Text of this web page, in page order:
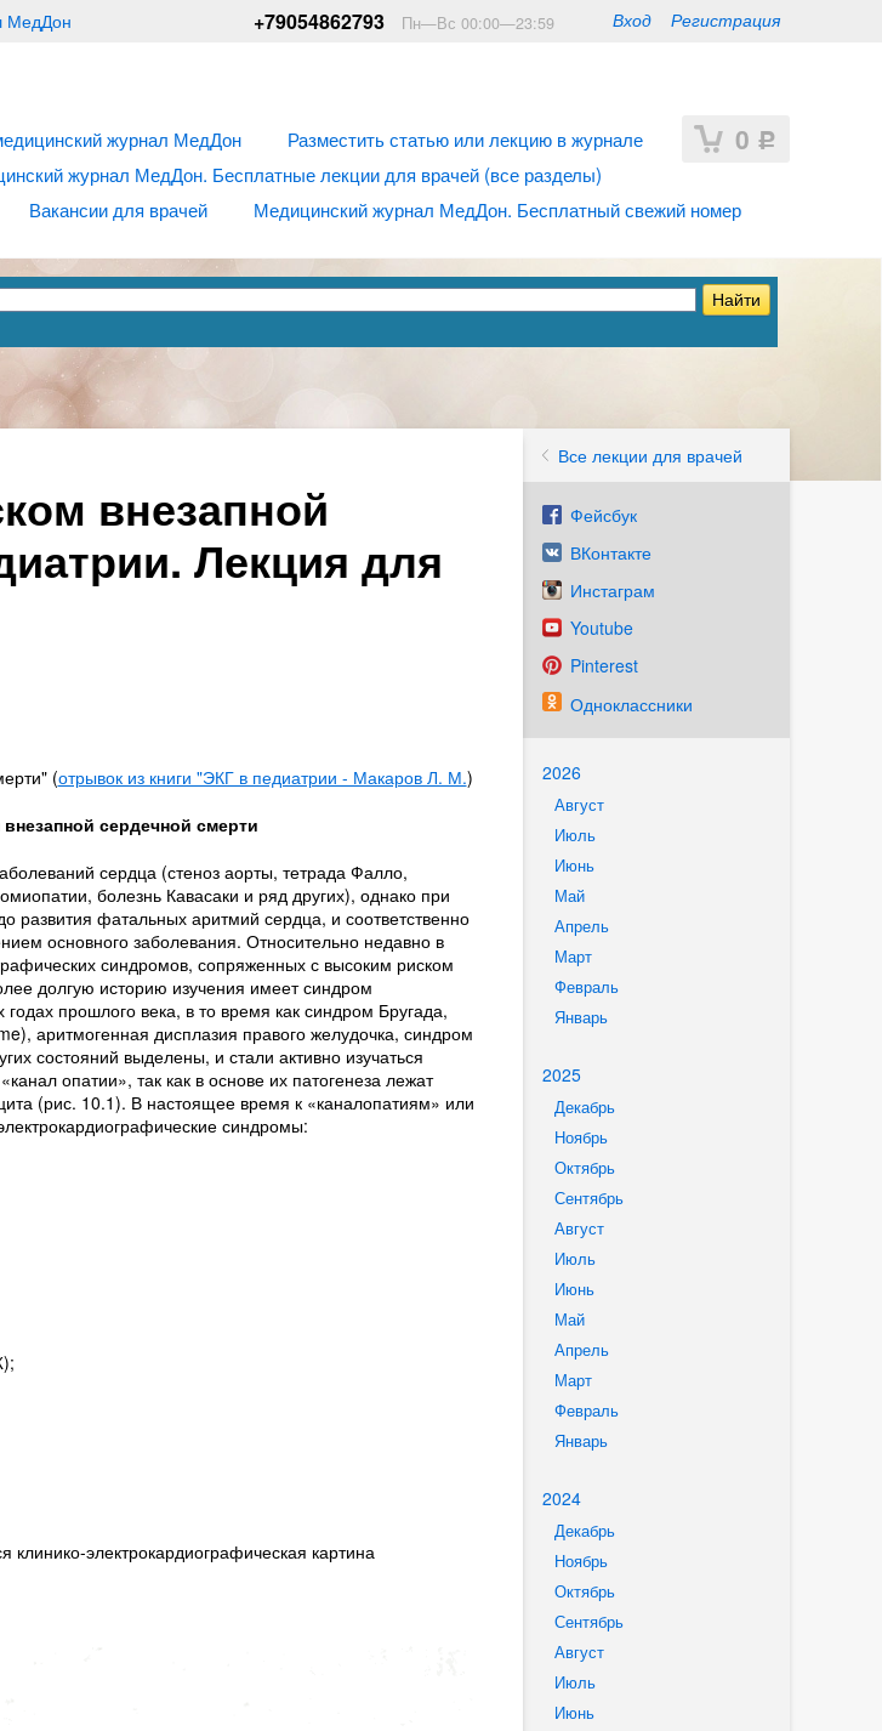
МедДон Вход Регистрация
+79054862793 Пн—Вс 00:00—23:59
0 Р
журнал МедДон
Разместить статью или лекцию в журнале
журнал МедДон. Бесплатные лекции для врачей (все разделы)
Вакансии для врачей Медицинский журнал МедДон. Бесплатный свежий номер
Все лекции для врачей
Фейсбук
ВКонтакте
Инстаграм
Youtube
Pinterest
Одноклассники
2026
Август
Июль
Июнь
Май
Апрель
Март
Февраль
Январь
2025
Декабрь
Ноябрь
Октябрь
Сентябрь
Август
Июль
Июнь
Май
Апрель
Март
Февраль
Январь
2024
Декабрь
Ноябрь
Октябрь
Сентябрь
Август
Июль
Июнь
внезапной
Лекция для
(отрывок из книги "ЭКГ в педиатрии - Макаров Л. М.)
сердечной смерти
сердца (стеноз аорты, тетрада Фалло,
болезнь Кавасаки и ряд других), однако при
развития фатальных аритмий сердца, и соответственно
основного заболевания. Относительно недавно в
синдромов, сопряженных с высоким риском
долгую историю изучения имеет синдром
прошлого века, в то время как синдром Бругада,
аритмогенная дисплазия правого желудочка, синдром
состояний выделены, и стали активно изучаться
опатии», так как в основе их патогенеза лежат
(рис. 10.1). В настоящее время к «каналопатиям» или
синдромы:
электрокардиографическая картина